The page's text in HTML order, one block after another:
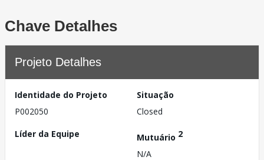
Chave Detalhes
Projeto Detalhes
Identidade do Projeto
P002050
Situação
Closed
Líder da Equipe
Mutuário 2
N/A